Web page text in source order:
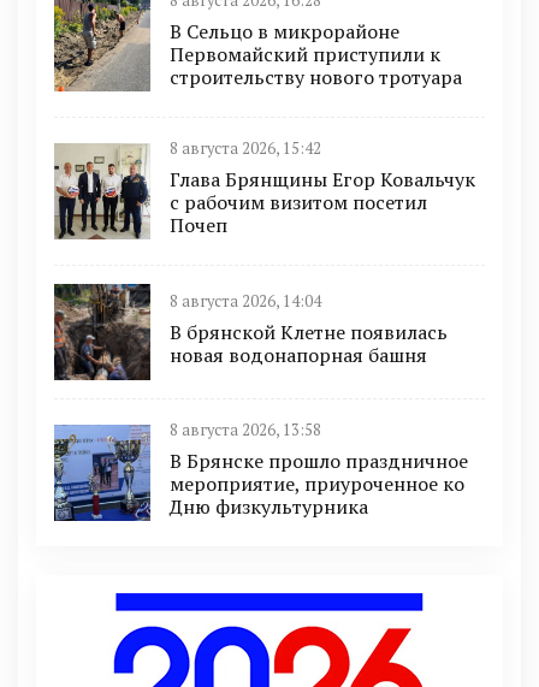
В Сельцо в микрорайоне
Первомайский приступили к
строительству нового тротуара
8 августа 2026, 15:42
Глава Брянщины Егор Ковальчук
с рабочим визитом посетил
Почеп
8 августа 2026, 14:04
В брянской Клетне появилась
новая водонапорная башня
8 августа 2026, 13:58
В Брянске прошло праздничное
мероприятие, приуроченное ко
Дню физкультурника